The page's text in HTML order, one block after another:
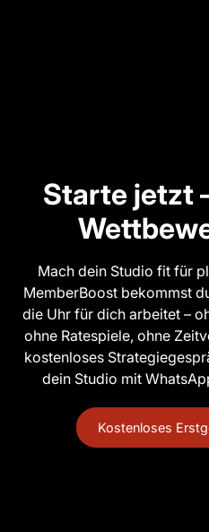
Starte jetzt
Mach dein Studio fit für
MemberBoost bekommst
die Uhr für dich arbeitet –
ohne Ratespiele, ohne
kostenloses
dein Studio mit
Kostenloses